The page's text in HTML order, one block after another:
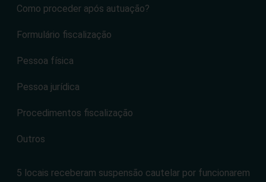
Como proceder após autuação?
Formulário fiscalização
Pessoa física
Pessoa jurídica
Procedimentos fiscalização
Outros
5 locais receberam suspensão cautelar por funcionarem